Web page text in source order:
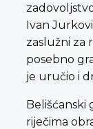
Ivan
zaslužni za
posebno
je uručio i
Belišćanski
riječima